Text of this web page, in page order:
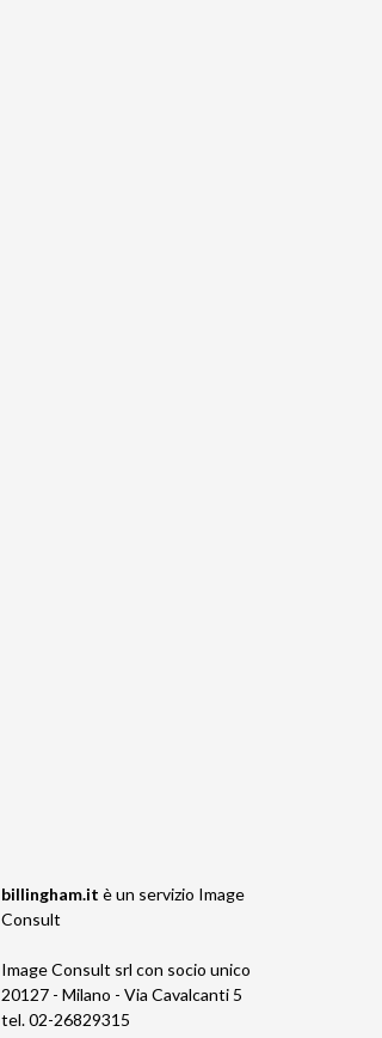
billingham.it è un servizio Image
Consult
Image Consult srl con socio unico
20127 - Milano - Via Cavalcanti 5
tel. 02-26829315